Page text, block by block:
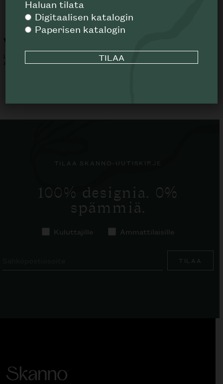
Vik tuoli
LIGNE ROSET
ALK. 688€
MDF ITALIA
ALK.3584€
TILAA SKANNO-UUTISKIRJE
100% designia. 0%
spämmiä.
Kuluttajille Ammattilaisille
TILAA
Haluan tilata
Digitaalisen katalogin
Paperisen katalogin